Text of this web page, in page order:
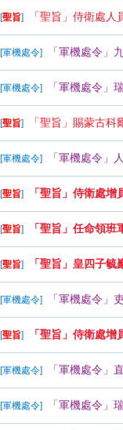
[聖旨] 「聖旨」侍衛處人
[軍機處令] 「軍機處令」
[軍機處令] 「軍機處令」
[聖旨] 「聖旨」賜蒙古科
[軍機處令] 「軍機處令」
[聖旨] 「聖旨」侍衛處增
[聖旨] 「聖旨」任命領班
[聖旨] 「聖旨」皇四子毓
[軍機處令] 「軍機處令」
[聖旨] 「聖旨」侍衛處增
[軍機處令] 「軍機處令」
[軍機處令] 「軍機處令」